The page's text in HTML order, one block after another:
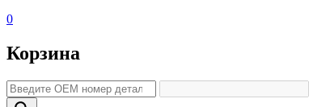
0
Корзина